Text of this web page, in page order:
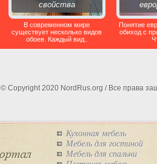
свойства
В современном мире
существует несколько видов
обоев. Каждый вид..
Понятие
обиход с
© Copyright 2020 NordRus.org / Все права
Кухонная мебель
Мебель для гостиной
Мебель для спальни